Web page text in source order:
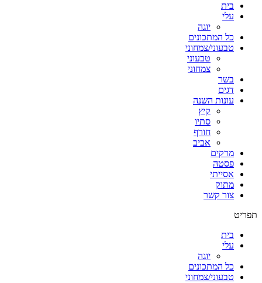
בית
עלי
יוגה
כל המתכונים
טבעוני/צמחוני
טבעוני
צמחוני
בשר
דגים
עונות השנה
קיץ
סתיו
חורף
אביב
מרקים
פסטה
אסייתי
מתוק
צור קשר
תפריט
בית
עלי
יוגה
כל המתכונים
טבעוני/צמחוני